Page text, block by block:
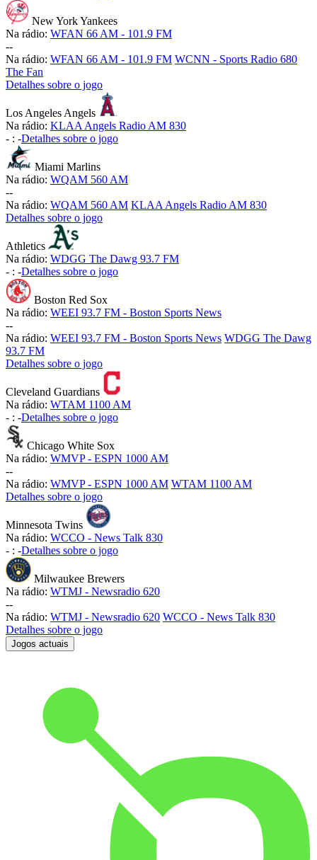
New York Yankees
Na rádio: WFAN 66 AM - 101.9 FM
--
Na rádio: WFAN 66 AM - 101.9 FM WCNN - Sports Radio 680
The Fan
Detalhes sobre o jogo
Los Angeles Angels
Na rádio: KLAA Angels Radio AM 830
- : -Detalhes sobre o jogo
Miami Marlins
Na rádio: WQAM 560 AM
--
Na rádio: WQAM 560 AM KLAA Angels Radio AM 830
Detalhes sobre o jogo
Athletics
Na rádio: WDGG The Dawg 93.7 FM
- : -Detalhes sobre o jogo
Boston Red Sox
Na rádio: WEEI 93.7 FM - Boston Sports News
--
Na rádio: WEEI 93.7 FM - Boston Sports News WDGG The Dawg
93.7 FM
Detalhes sobre o jogo
Cleveland Guardians
Na rádio: WTAM 1100 AM
- : -Detalhes sobre o jogo
Chicago White Sox
Na rádio: WMVP - ESPN 1000 AM
--
Na rádio: WMVP - ESPN 1000 AM WTAM 1100 AM
Detalhes sobre o jogo
Minnesota Twins
Na rádio: WCCO - News Talk 830
- : -Detalhes sobre o jogo
Milwaukee Brewers
Na rádio: WTMJ - Newsradio 620
--
Na rádio: WTMJ - Newsradio 620 WCCO - News Talk 830
Detalhes sobre o jogo
Jogos actuais